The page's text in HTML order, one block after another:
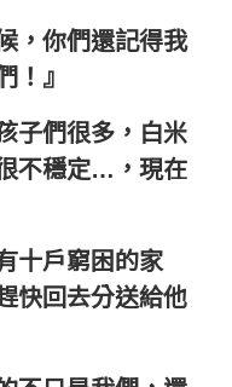
，你們還記得我
！』
子們很多，白米
不穩定…，現在
十戶窮困的家
快回去分送給他